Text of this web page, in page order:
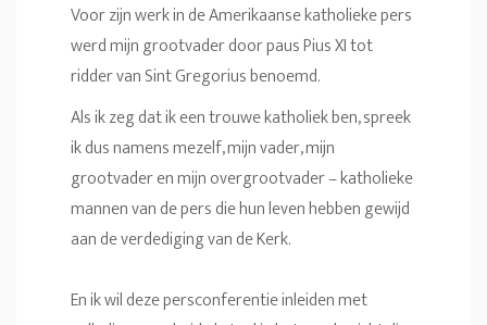
Voor zijn werk in de Amerikaanse katholieke pers
werd mijn grootvader door paus Pius XI tot
ridder van Sint Gregorius benoemd.
Als ik zeg dat ik een trouwe katholiek ben, spreek
ik dus namens mezelf, mijn vader, mijn
grootvader en mijn overgrootvader – katholieke
mannen van de pers die hun leven hebben gewijd
aan de verdediging van de Kerk.
En ik wil deze persconferentie inleiden met